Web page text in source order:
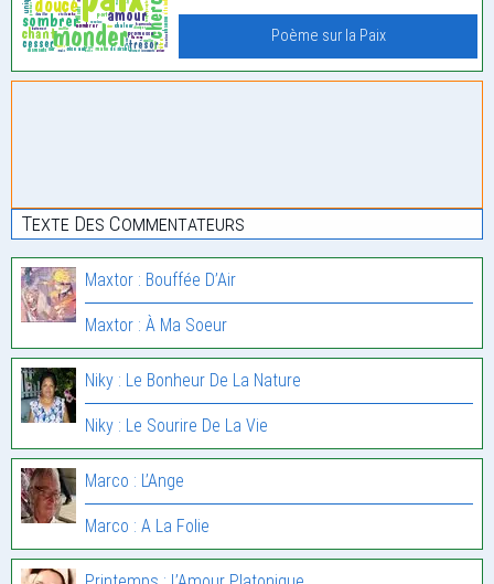
Poème sur la Paix
Texte Des Commentateurs
Maxtor : Bouffée D’Air
Maxtor : À Ma Soeur
Niky : Le Bonheur De La Nature
Niky : Le Sourire De La Vie
Marco : L’Ange
Marco : A La Folie